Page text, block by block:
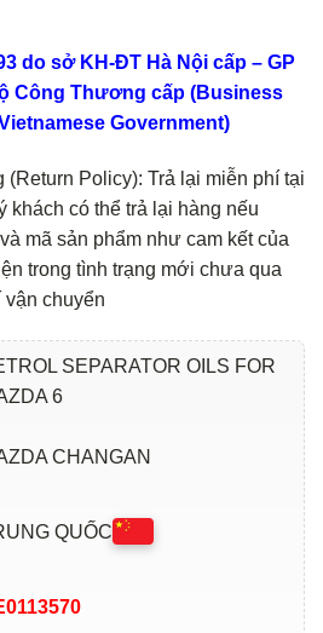
do sở KH-ĐT Hà Nội cấp – GP
Công Thương cấp (Business
Government)
Policy): Trả lại miễn phí tại
khách có thể trả lại hàng nếu
mã sản phẩm như cam kết của
trong tình trạng mới chưa qua
chuyển
SEPARATOR OILS FOR
6
CHANGAN
QUỐC